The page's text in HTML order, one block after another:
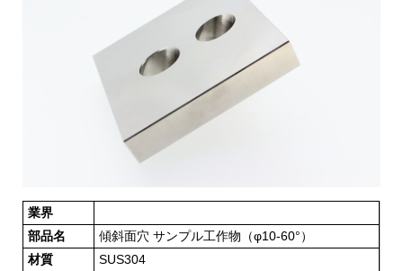
業界
部品名
傾斜面穴 サンプル工作物（φ10-60°）
材質
SUS304